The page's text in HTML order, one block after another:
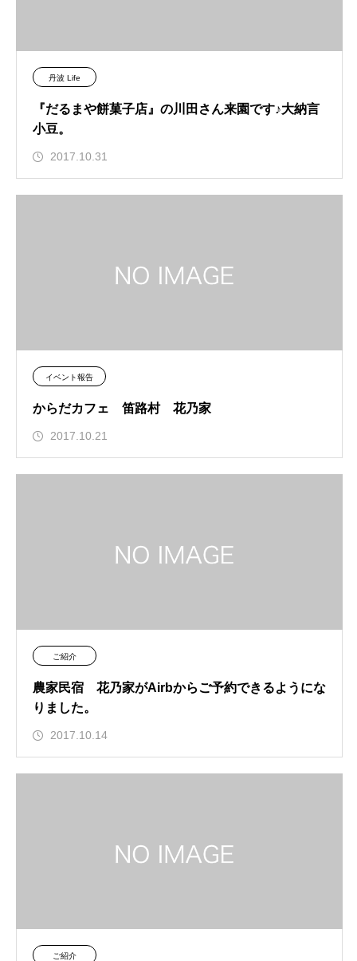
丹波 Life
『だるまや餅菓子店』の川田さん来園です♪大納言
小豆。
2017.10.31
イベント報告
からだカフェ 笛路村 花乃家
2017.10.21
ご紹介
農家民宿 花乃家がAirbからご予約できるようにな
りました。
2017.10.14
ご紹介